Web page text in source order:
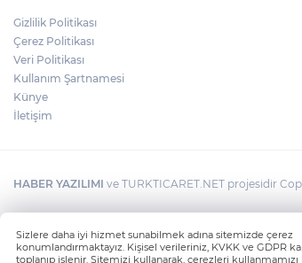
Gizlilik Politikası
Çerez Politikası
Veri Politikası
Kullanım Şartnamesi
Künye
İletişim
HABER YAZILIMI ve TURKTICARET.NET projesidir
Sizlere daha iyi hizmet sunabilmek adına sitemizde çerez
konumlandırmaktayız. Kişisel verileriniz, KVKK ve GDPR
toplanıp işlenir. Sitemizi kullanarak, çerezleri